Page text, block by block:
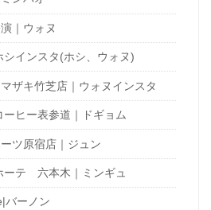
｜ウォヌ
シインスタ(ホシ、ウォヌ)
ザキ竹芝店｜ウォヌインスタ
ヒー表参道｜ドギョム
ツ原宿店｜ジュン
ーテ 六本木｜ミンギュ
ーノン